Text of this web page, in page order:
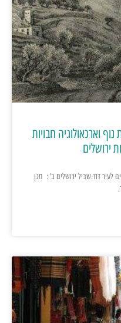
וארכאולוגיה חבויות
ירושלים
לעיר דוד.שביל ירושלים ב’ : מגן